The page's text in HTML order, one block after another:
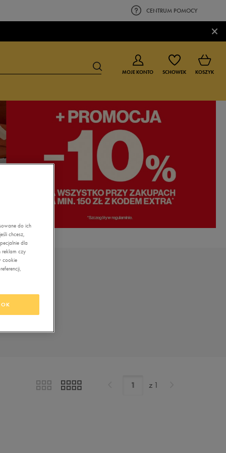
CENTRUM POMOCY
×
BUTY DLA CHŁOPCA
4-8 lat
BUTY DLA DZIEWCZYNKI
0-4 lat
4-8 lat
9-16 lat
MOJE KONTO SCHOWEK KOSZYK
z 1
do ich
chcesz,
dla
reklam czy
cookie
OK